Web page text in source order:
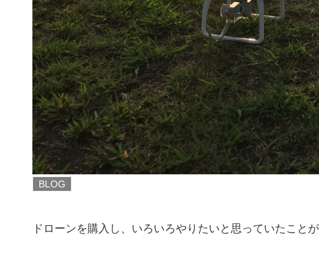
BLOG
ドローンを購入し、いろいろやりたいと思っていたこと